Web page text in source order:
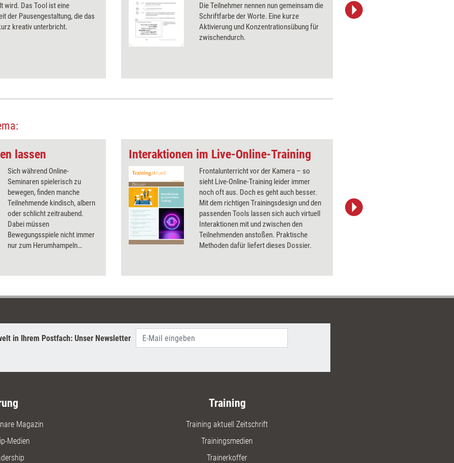
wird. Das Tool ist eine
der Pausengestaltung, die das
kreativ unterbricht.
Die Teilnehmer nennen nun gemeinsam die
Schriftfarbe der Worte. Eine kurze
Aktivierung und Konzentrationsübung für
zwischendurch.
lassen
Sich während Online-
Seminaren spielerisch zu
bewegen, finden manche
Teilnehmende kindisch, albern
oder schlicht zeitraubend.
Dabei müssen
Bewegungsspiele nicht immer
nur zum Herumhampeln
Serie stellt Caroline Winning
Interaktionen im Live-Online-Training
Frontalunterricht vor der Kamera – so
sieht Live-Online-Training leider immer
noch oft aus. Doch es geht auch besser.
Mit dem richtigen Trainingsdesign und den
passenden Tools lassen sich auch virtuell
Interaktionen mit und zwischen den
Teilnehmenden anstoßen. Praktische
Methoden dafür liefert dieses Dossier.
in Ihrem Postfach: Unser Newsletter
Magazin
Medien
Training
Training aktuell Zeitschrift
Trainingsmedien
Trainerkoffer